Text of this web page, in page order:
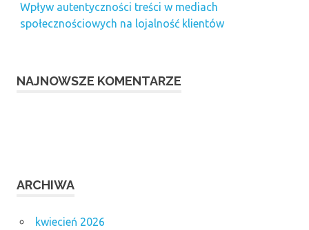
Wpływ autentyczności treści w mediach
społecznościowych na lojalność klientów
NAJNOWSZE KOMENTARZE
ARCHIWA
kwiecień 2026